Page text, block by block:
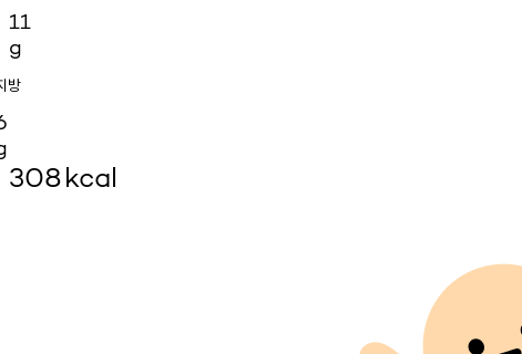
11
g
방
308kcal